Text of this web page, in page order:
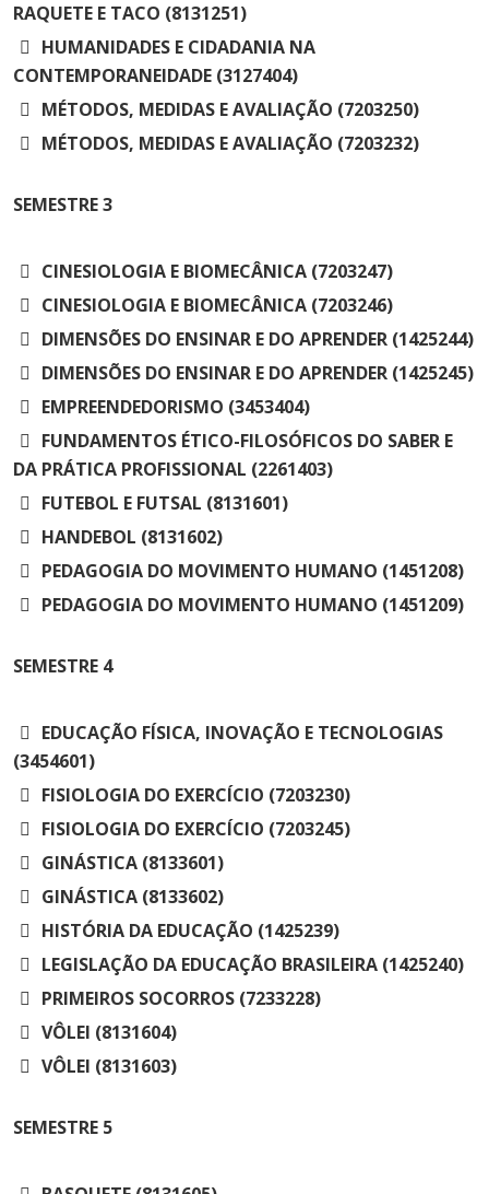
RAQUETE E TACO (8131251)
HUMANIDADES E CIDADANIA NA
CONTEMPORANEIDADE (3127404)
MÉTODOS, MEDIDAS E AVALIAÇÃO (7203250)
MÉTODOS, MEDIDAS E AVALIAÇÃO (7203232)
SEMESTRE3
CINESIOLOGIA E BIOMECÂNICA (7203247)
CINESIOLOGIA E BIOMECÂNICA (7203246)
DIMENSÕES DO ENSINAR E DO APRENDER (1425244)
DIMENSÕES DO ENSINAR E DO APRENDER (1425245)
EMPREENDEDORISMO (3453404)
FUNDAMENTOS ÉTICO-FILOSÓFICOS DO SABER E
DA PRÁTICA PROFISSIONAL (2261403)
FUTEBOL E FUTSAL (8131601)
HANDEBOL (8131602)
PEDAGOGIA DO MOVIMENTO HUMANO (1451208)
PEDAGOGIA DO MOVIMENTO HUMANO (1451209)
SEMESTRE 4
EDUCAÇÃO FÍSICA, INOVAÇÃO E TECNOLOGIAS
(3454601)
FISIOLOGIA DO EXERCÍCIO (7203230)
FISIOLOGIA DO EXERCÍCIO (7203245)
GINÁSTICA (8133601)
GINÁSTICA (8133602)
HISTÓRIA DA EDUCAÇÃO (1425239)
LEGISLAÇÃO DA EDUCAÇÃO BRASILEIRA (1425240)
PRIMEIROS SOCORROS (7233228)
VÔLEI (8131604)
VÔLEI (8131603)
SEMESTRE 5